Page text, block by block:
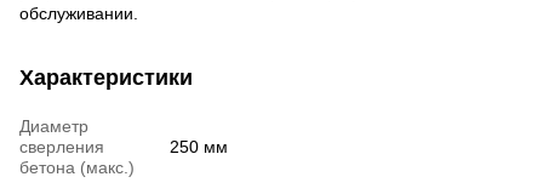
обслуживании.
Характеристики
Диаметр
сверления
бетона (макс.)
250 мм